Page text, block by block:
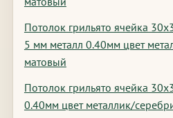
Потолок грильято ячейка
5 мм металл 0.40мм цвет
матовый
Потолок грильято ячейка
0.40мм цвет металлик/